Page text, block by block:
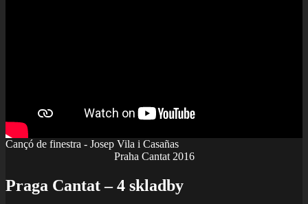
Cançó de finestra - Josep Vila i Casañas
Praha Cantat 2016
Praga Cantat – 4 skladby